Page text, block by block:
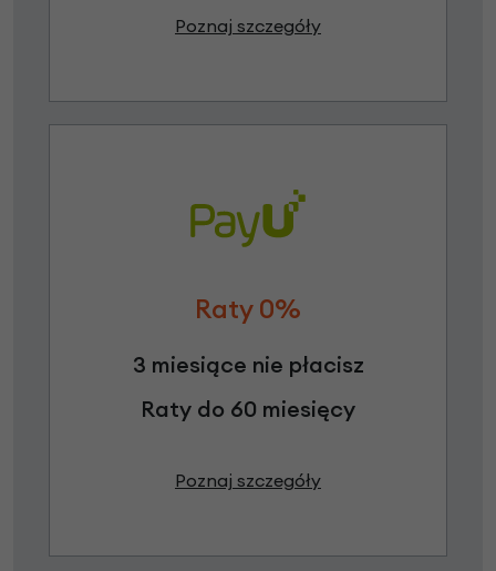
Poznaj szczegóły
Raty 0%
3 miesiące nie płacisz
Raty do 60 miesięcy
Poznaj szczegóły